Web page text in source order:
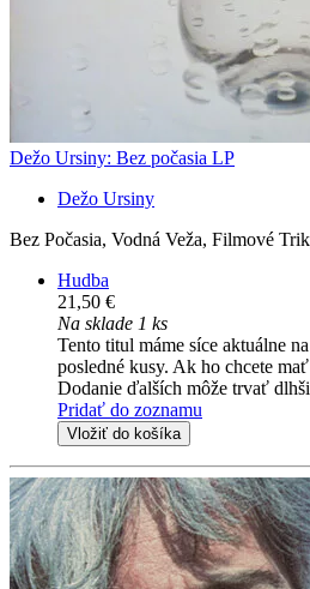
Dežo Ursiny: Bez počasia LP
Dežo Ursiny
Bez Počasia, Vodná Veža, Filmové
Hudba
21,50 €
Na sklade 1 ks
Tento titul máme síce aktuálne
posledné kusy. Ak ho chcete
Dodanie ďalších môže trvať
Pridať do zoznamu
Vložiť do košíka